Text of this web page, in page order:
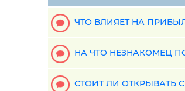
ЧТО ВЛИЯЕТ НА
НА ЧТО НЕЗНАКОМЕЦ
СТОИТ ЛИ ОТКРЫВАТЬ